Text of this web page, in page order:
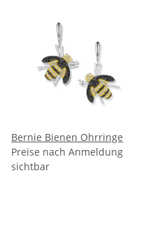
Bernie Bienen Ohrringe
Preise nach Anmeldung
sichtbar